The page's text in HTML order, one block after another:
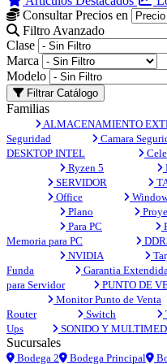
Consultar Precios en
Filtro Avanzado
Clase
Marca
Modelo
Filtrar Catálogo
Familias
ALMACENAMIENTO
Seguridad
Camara
DESKTOP INTEL
Ryzen 5
SERVIDOR
Office
Plano
Para PC
Memoria para PC
NVIDIA
Funda
Garantia Extendida
para Servidor
PUNTO DE
Monitor Punto de Venta
Router
Switch
Ups
SONIDO Y
Sucursales
Bodega 2 Bodega Principal